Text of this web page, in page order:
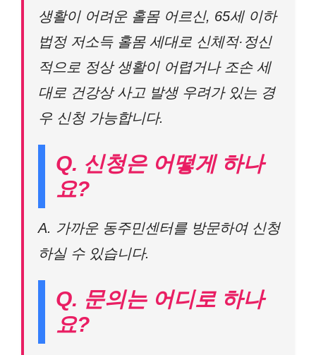
생활이 어려운 홀몸 어르신, 65세 이하
법정 저소득 홀몸 세대로 신체적·정신
적으로 정상 생활이 어렵거나 조손 세
대로 건강상 사고 발생 우려가 있는 경
우 신청 가능합니다.
Q. 신청은 어떻게 하나
요?
A. 가까운 동주민센터를 방문하여 신청
하실 수 있습니다.
Q. 문의는 어디로 하나
요?